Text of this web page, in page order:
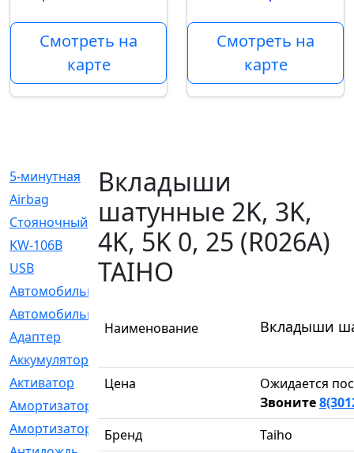
Смотреть на
карте
Смотреть на
карте
5-минутная
[1]
Airbag
[18]
Cтояночный
[1]
KW-106B
[0]
USB
[6]
Автомобильное
Автомобильный
Адаптер
[3]
Аккумулятор
Активатор
Амортизатор
Амортизаторы
Вкладыши
шатунные 2K, 3K,
4K, 5K 0, 25 (R026A)
TAIHO
Наименование Вкладыши
Цена
Ожидается
Звоните
Бренд
Taiho